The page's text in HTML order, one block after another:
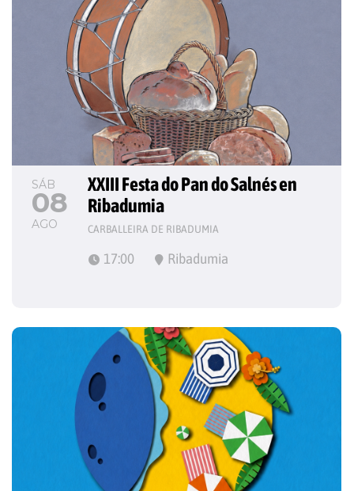
SÁB
08
AGO
XXIII Festa do Pan do Salnés en
Ribadumia
CARBALLEIRA DE RIBADUMIA
17:00 Ribadumia